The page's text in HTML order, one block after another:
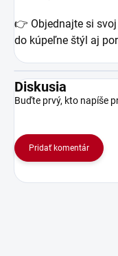
👉 Objednajte si
do kúpeľne štýl aj
Diskusia
Buďte prvý, kto napíše
Pridať komentár